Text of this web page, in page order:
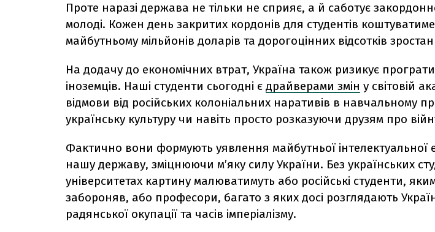
Проте наразі держава не тільки не сприяє, а й саботує
молоді. Кожен день закритих кордонів для студентів коштуватиме
майбутньому мільйонів доларів та дорогоцінних відсотків
На додачу до економічних втрат, Україна також ризикує
іноземців. Наші студенти сьогодні є драйверами змін у світовій
відмови від російських колоніальних наративів в навчальному
українську культуру чи навіть просто розказуючи друзям про
Фактично вони формують уявлення майбутньої інтелектуальної
нашу державу, зміцнюючи м’яку силу України. Без українських
університетах картину малюватимуть або російські студенти,
забороняв, або професори, багато з яких досі розглядають
радянської окупації та часів імперіалізму.